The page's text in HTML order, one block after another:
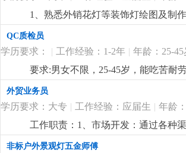
谨4. 本公司生产产品为全品类外销
前看清职位要求，此岗位需要5-10
1、熟悉外销花灯等装饰灯绘图及制
所熟悉，对led产品积分球测试有了
QC质检员
学历要求： | 工作经验：1-2年 | 年龄：25-45
要求:男女不限，25-45岁，能吃苦耐
外贸业务员
学历要求：大专 | 工作经验：应届生 | 年龄
工作职责：1、市场开发：通过各种
理：负责维护客户关系，提供售前
程，确保准时交货，并收回应收回
非标户外景观灯五金师傅